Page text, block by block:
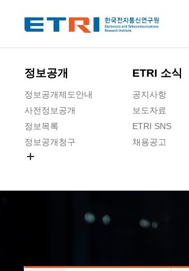
정보공개
정보공개제도안내
사전정보공개
정보목록
정보공개청구
ETRI 소식
공지사항
보도자료
ETRI SNS
채용공고